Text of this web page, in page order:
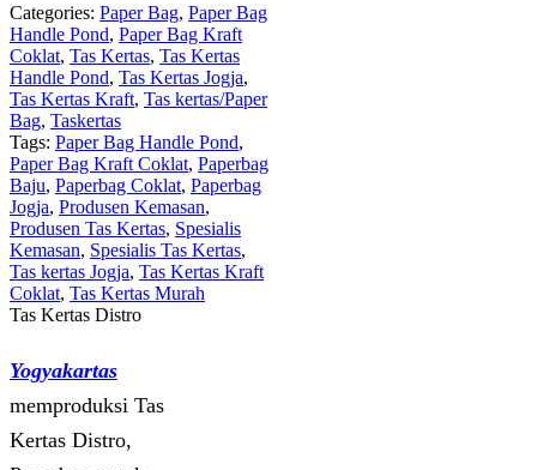
Categories: Paper Bag, Paper Bag
Handle Pond, Paper Bag Kraft
Coklat, Tas Kertas, Tas Kertas
Handle Pond, Tas Kertas Jogja,
Tas Kertas Kraft, Tas kertas/Paper
Bag, Taskertas
Tags: Paper Bag Handle Pond,
Paper Bag Kraft Coklat, Paperbag
Baju, Paperbag Coklat, Paperbag
Jogja, Produsen Kemasan,
Produsen Tas Kertas, Spesialis
Kemasan, Spesialis Tas Kertas,
Tas kertas Jogja, Tas Kertas Kraft
Coklat, Tas Kertas Murah
Tas Kertas Distro
Yogyakartas
memproduksi Tas
Kertas Distro,